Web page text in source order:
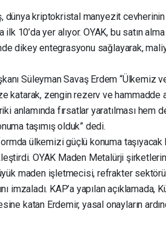
dünya kriptokristal manyezit cevherinin
10’da yer alıyor. OYAK, bu satın
dikey entegrasyonu sağlayarak,
Süleyman Savaş Erdem “Ülkemiz
katarak, zengin rezerv ve hammadde
fırsatlar yaratılması hem
taşımış olduk” dedi.
ülkemizi güçlü konuma
OYAK Maden Metalürji
maden işletmecisi, refrakter
imzaladı. KAP’a yapılan açıklamada,
katan Erdemir, yasal onayların